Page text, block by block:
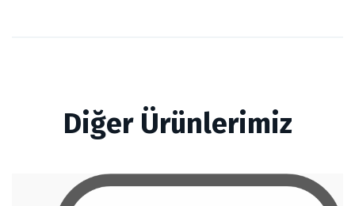
Diğer Ürünlerimiz